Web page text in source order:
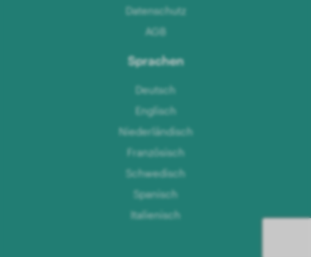
Datenschutz
AGB
Sprachen
Deutsch
Englisch
Niederländisch
Französisch
Schwedisch
Spanisch
Italienisch